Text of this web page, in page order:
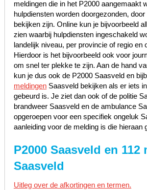
meldingen die in het P2000 aangemaakt
hulpdiensten worden doorgezonden,
bekijken zijn. Online kun je bijvoorbeeld
zien waarbij hulpdiensten ingeschakeld
landelijk niveau, per provincie of regio en
Hierdoor is het bijvoorbeeld ook voor
om snel ter plekke te zijn. Aan de hand
kun je dus ook de P2000 Saasveld en
meldingenSaasveld bekijken als er iets
gebeurd is. Je ziet dan ook of de politie
brandweer Saasveld en de ambulance
opgeroepen voor een specifiek ongeluk
aanleiding voor de melding is die hieraan
P2000 Saasveld en 112
Saasveld
Uitleg over de afkortingen en termen.